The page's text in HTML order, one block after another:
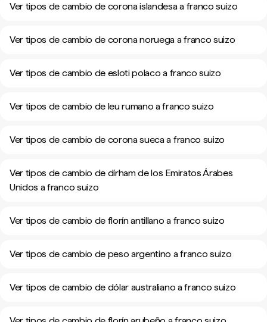
Ver tipos de cambio de corona islandesa a franco suizo
Ver tipos de cambio de corona noruega a franco suizo
Ver tipos de cambio de esloti polaco a franco suizo
Ver tipos de cambio de leu rumano a franco suizo
Ver tipos de cambio de corona sueca a franco suizo
Ver tipos de cambio de dírham de los Emiratos Árabes
Unidos a franco suizo
Ver tipos de cambio de florín antillano a franco suizo
Ver tipos de cambio de peso argentino a franco suizo
Ver tipos de cambio de dólar australiano a franco suizo